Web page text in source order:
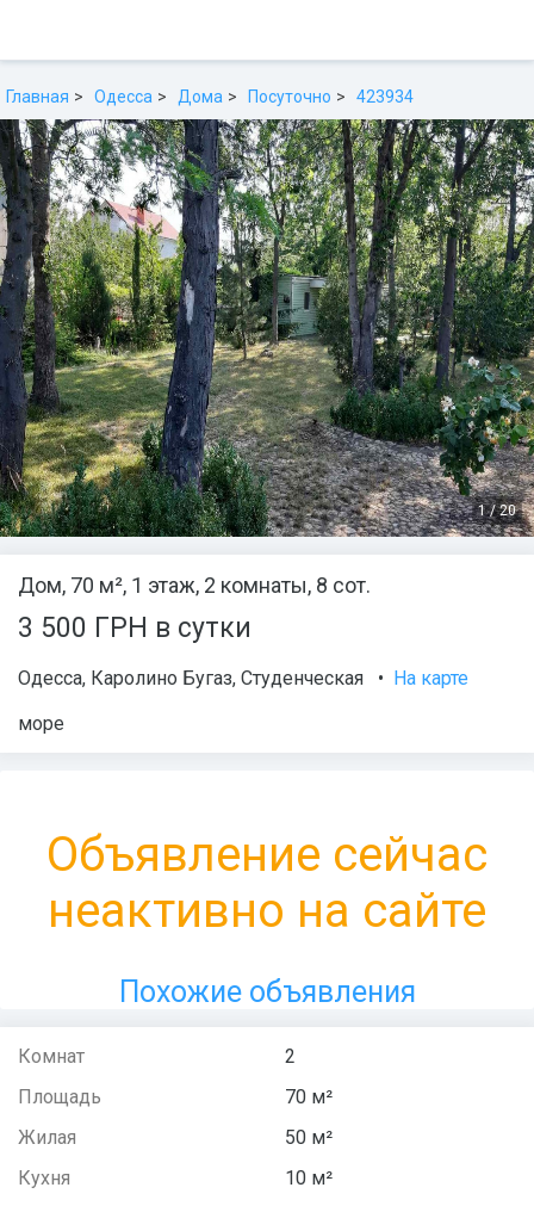
Главная Одесса Дома Посуточно 423934
1/20
Дом, 70 м², 1 этаж, 2 комнаты, 8 сот.
3 500 ГРН в сутки
Одесса, Каролино Бугаз, Студенческая • На карте
море
Объявление сейчас
неактивно на сайте
Похожие объявления
Комнат
2
Площадь
70 м²
Жилая
50 м²
Кухня
10 м²